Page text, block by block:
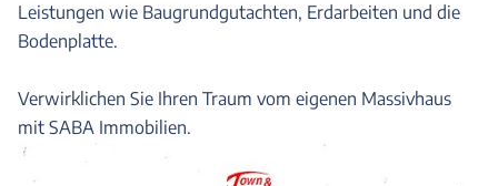
Leistungen wie Baugrundgutachten, Erdarbeiten und die
Bodenplatte.
Verwirklichen Sie Ihren Traum vom eigenen Massivhaus
mit SABA Immobilien.